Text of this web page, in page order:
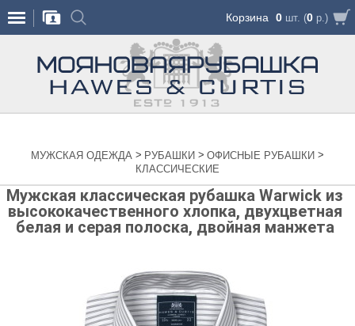
Корзина 0 шт. (0 р.)
МУЖСКАЯ ОДЕЖДА > РУБАШКИ > ОФИСНЫЕ РУБАШКИ >
КЛАССИЧЕСКИЕ
Мужская классическая рубашка Warwick из
высококачественного хлопка, двухцветная
белая и серая полоска, двойная манжета